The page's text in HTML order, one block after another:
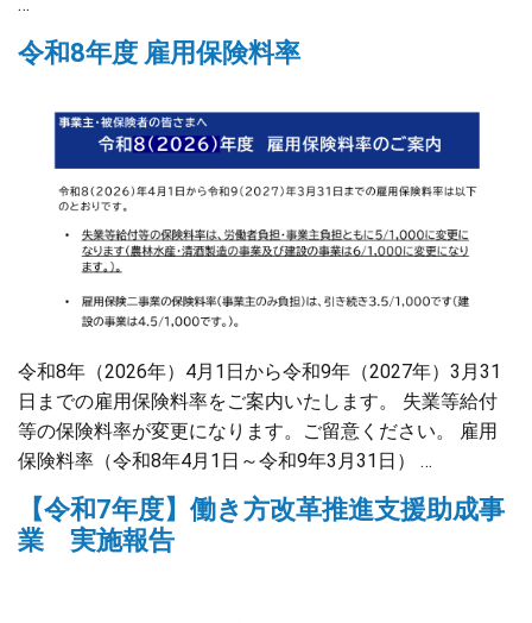
令和8年度 雇用保険料率
令和8年（2026年）4月1日から令和9年（2027年）3月31
日までの雇用保険料率をご案内いたします。 失業等給付
等の保険料率が変更になります。ご留意ください。 雇用
保険料率（令和8年4月1日～令和9年3月31日） …
【令和7年度】働き方改革推進支援助成事
業 実施報告